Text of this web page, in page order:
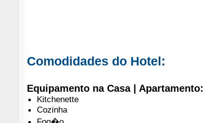
Comodidades do Hotel:
Equipamento na Casa | Apartamento:
Kitchenette
Cozinha